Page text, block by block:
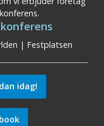
| Festplatsen
idag!